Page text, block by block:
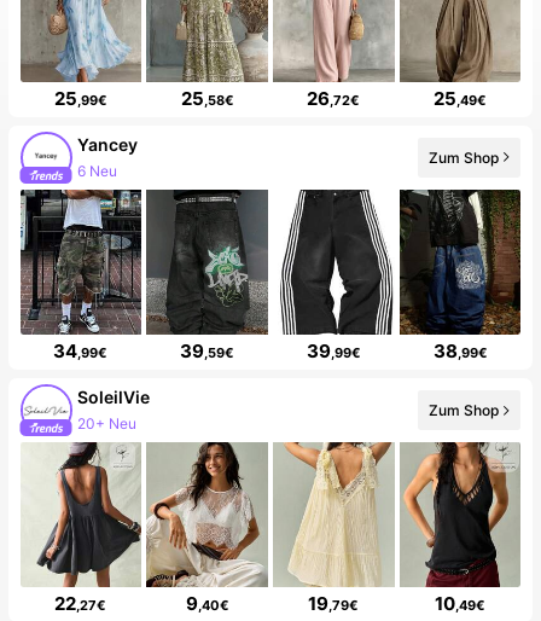
25 ,99€ 25 ,58€ 26 ,72€ 25 ,49€
Yancey
6 Neu
Zum Shop
34 ,99€ 39 ,59€ 39,99€ 38 ,99€
SoleilVie
20+ Neu
Zum Shop
22,27€ 9,40€ 19,79€ 10,49€